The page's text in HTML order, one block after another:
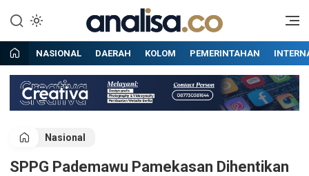
konten
Analisa
Situs berita online terpercaya
NASIONAL DAERAH KOLOM PEMERINTAHAN
Nasional
SPPG Pademawu Pamekasan Dihentikan